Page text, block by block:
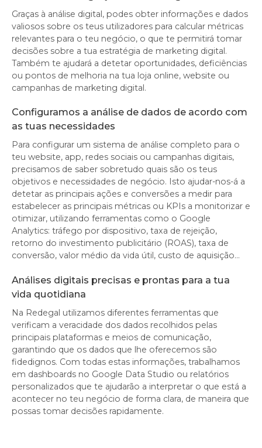
Graças à análise digital, podes obter informações e dados
valiosos sobre os teus utilizadores para calcular métricas
relevantes para o teu negócio, o que te permitirá tomar
decisões sobre a tua estratégia de marketing digital.
Também te ajudará a detetar oportunidades, deficiências
ou pontos de melhoria na tua loja online, website ou
campanhas de marketing digital.
Configuramos a análise de dados de acordo com
as tuas necessidades
Para configurar um sistema de análise completo para o
teu website, app, redes sociais ou campanhas digitais,
precisamos de saber sobretudo quais são os teus
objetivos e necessidades de negócio. Isto ajudar-nos-á a
detetar as principais ações e conversões a medir para
estabelecer as principais métricas ou KPIs a monitorizar e
otimizar, utilizando ferramentas como o Google
Analytics: tráfego por dispositivo, taxa de rejeição,
retorno do investimento publicitário (ROAS), taxa de
conversão, valor médio da vida útil, custo de aquisição…
Análises digitais precisas e prontas para a tua
vida quotidiana
Na Redegal utilizamos diferentes ferramentas que
verificam a veracidade dos dados recolhidos pelas
principais plataformas e meios de comunicação,
garantindo que os dados que lhe oferecemos são
fidedignos. Com todas estas informações, trabalhamos
em dashboards no Google Data Studio ou relatórios
personalizados que te ajudarão a interpretar o que está a
acontecer no teu negócio de forma clara, de maneira que
possas tomar decisões rapidamente.